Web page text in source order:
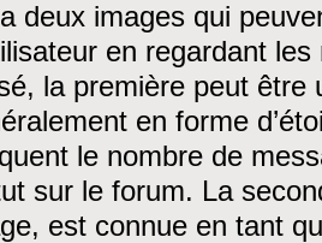
deux images qui
en regardant
la première peut être
en forme
le nombre de
sur le forum. La
est connue en tant